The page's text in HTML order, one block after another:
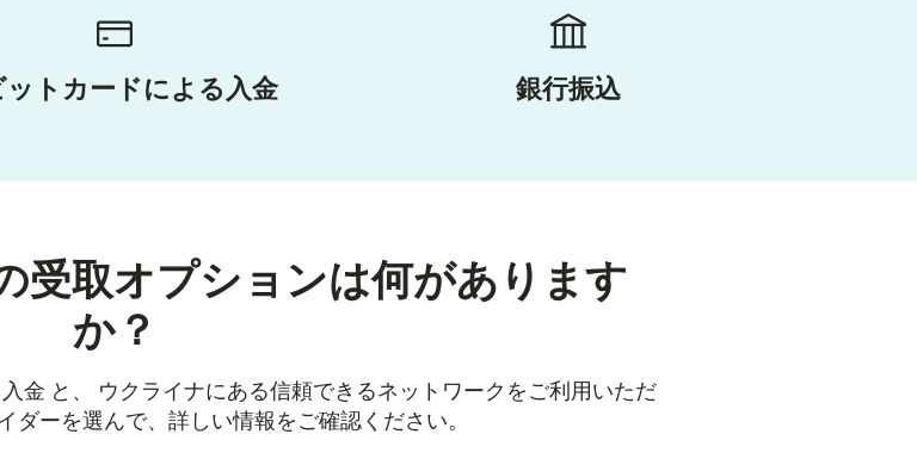
ットカードによる入金 銀行振込
受取オプションは何があります
か？
金 と、 ウクライナにある信頼できるネットワークをご利用いただ
ダーを選んで、詳しい情報をご確認ください。